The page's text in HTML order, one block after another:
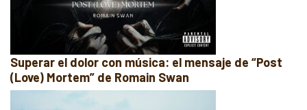
Superar el dolor con música: el mensaje de “Post
(Love) Mortem” de Romain Swan